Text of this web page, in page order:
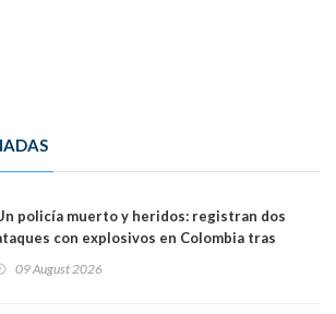
policía muerto y heridos: registran dos
con explosivos en Colombia tras
09 August 2026